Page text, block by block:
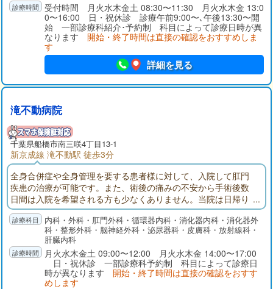
受付時間 月火水木金土 08:30〜11:30 月火水木金 13:0
0〜16:00 日・祝休診 診療午前9:00〜､午後13:30〜開
始 一部診療科紹介･予約制 科目によって診療日時が異
なります 開始・終了時間は直接の確認をおすすめしま
す
詳細を見る
滝不動病院
千葉県船橋市南三咲4丁目13-1
新京成線 滝不動駅 徒歩3分
全身合併症や全身管理を要する患者様に対して、入院して肛門
疾患の治療が可能です。また、術後の痛みの不安から手術後数
日間は入院を希望される方も少なくありません。当院は日帰り
手術から入院手術まで対応可能な肛門疾患を専門とする病院で
す。大腸内視鏡検査では腸を伸ばさずに挿入する「軸保持短縮
法」で挿入し、挿入時の痛みを最小限に心掛けています。また
鎮痛剤・鎮静剤を使用して「寝ている間に検査が終わった」と
喜ばれる方も多くいらっしゃいます。
内科・外科・肛門外科・循環器内科・消化器内科・消化器外
科・整形外科・脳神経外科・泌尿器科・皮膚科・放射線科・
肝臓内科
月火水木金土 09:00〜12:00 月火水木金 14:00〜17:00
日・祝休診 一部診療科予約制 科目によって診療日
時が異なります 開始・終了時間は直接の確認をおすす
めします